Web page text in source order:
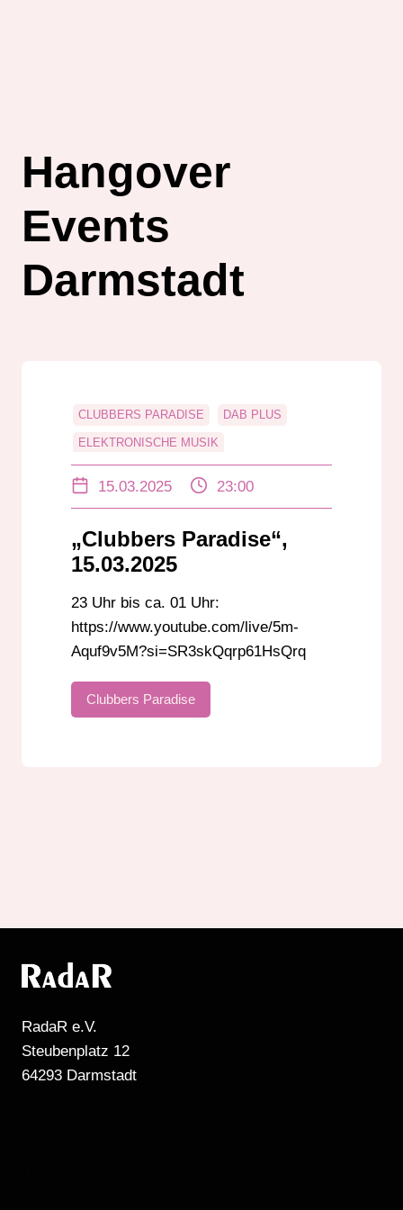
Hangover
Events
Darmstadt
CLUBBERS PARADISE DAB PLUS
ELEKTRONISCHE MUSIK
PIERRE MORGAN
TECHNO UKW
15.03.2025 23:00
„Clubbers Paradise“,
15.03.2025
23 Uhr bis ca. 01 Uhr:
https://www.youtube.com/live/5m-
Aquf9v5M?si=SR3skQqrp61HsQrq
Clubbers Paradise
RadaR e.V.
Steubenplatz 12
64293 Darmstadt